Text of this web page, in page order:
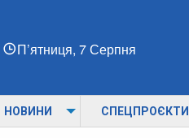
П’ятниця, 7 Серпня
НОВИНИ СПЕЦПРОЄКТИ